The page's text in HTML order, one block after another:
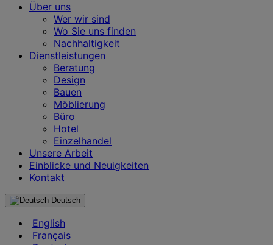
Über uns
Wer wir sind
Wo Sie uns finden
Nachhaltigkeit
Dienstleistungen
Beratung
Design
Bauen
Möblierung
Büro
Hotel
Einzelhandel
Unsere Arbeit
Einblicke und Neuigkeiten
Kontakt
Deutsch
English
Français